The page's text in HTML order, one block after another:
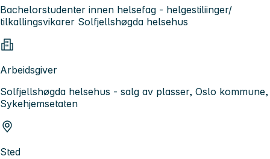
Bachelorstudenter innen helsefag - helgestiliinger/
tilkallingsvikarer Solfjellshøgda helsehus
Arbeidsgiver
Solfjellshøgda helsehus - salg av plasser, Oslo kommune,
Sykehjemsetaten
Sted